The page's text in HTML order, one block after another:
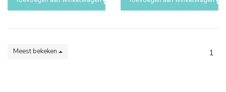
Meest bekeken 1